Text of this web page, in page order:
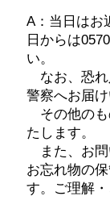
A：当日はお
日からは
い。
なお、恐れ
警察へお届け
その他のも
たします。
また、お問
お忘れ物の
す。ご理解